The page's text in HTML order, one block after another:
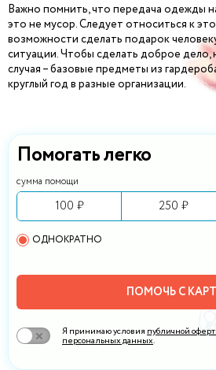
Помогать легко
сумма помощи
100 ₽ 250 ₽
ОДНОКРАТНО
ПОМОЧЬ С
Я принимаю условия публичной
персональных данных.
Важно помнить, что передача одежды
это не мусор. Следует относиться к
возможности сделать подарок
ситуации. Чтобы сделать доброе дело,
случая – базовые предметы из
круглый год в разные организации.